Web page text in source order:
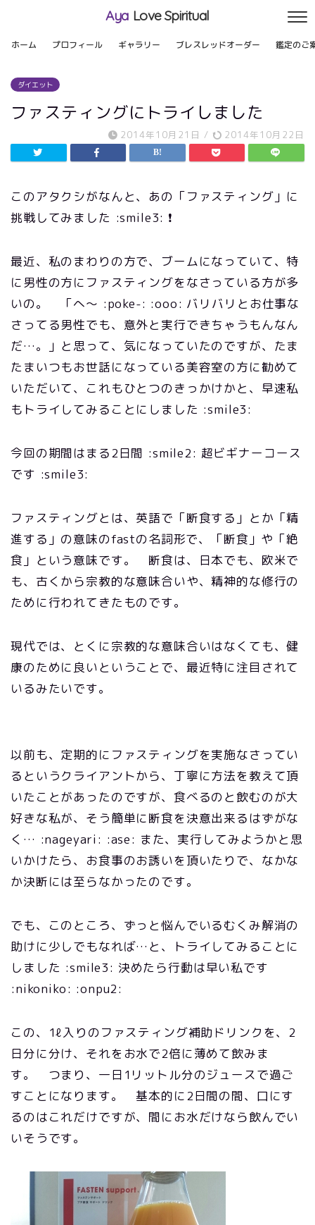
Aya Love Spiritual
ホーム プロフィール ギャラリー ブレスレッドオーダー 鑑定のご
ダイエット
ファスティングにトライしました
2014年10月21日 / 2014年10月22日
このアタクシがなんと、あの「ファスティング」に
挑戦してみました :smile3: ❗
最近、私のまわりの方で、ブームになっていて、特
に男性の方にファスティングをなさっている方が多
いの。 「へ～ :poke-: :ooo: バリバリとお仕事な
さってる男性でも、意外と実行できちゃうもんなん
だ…。」と思って、気になっていたのですが、たま
たまいつもお世話になっている美容室の方に勧めて
いただいて、これもひとつのきっかけかと、早速私
もトライしてみることにしました :smile3:
今回の期間はまる2日間 :smile2: 超ビギナーコース
です :smile3:
ファスティングとは、英語で「断食する」とか「精
進する」の意味のfastの名詞形で、「断食」や「絶
食」という意味です。 断食は、日本でも、欧米で
も、古くから宗教的な意味合いや、精神的な修行の
ために行われてきたものです。
現代では、とくに宗教的な意味合いはなくても、健
康のために良いということで、最近特に注目されて
いるみたいです。
以前も、定期的にファスティングを実施なさってい
るというクライアントから、丁寧に方法を教えて頂
いたことがあったのですが、食べるのと飲むのが大
好きな私が、そう簡単に断食を決意出来るはずがな
く… :nageyari: :ase: また、実行してみようかと思
いかけたら、お食事のお誘いを頂いたりで、なかな
か決断には至らなかったのです。
でも、このところ、ずっと悩んでいるむくみ解消の
助けに少しでもなれば…と、トライしてみることに
しました :smile3: 決めたら行動は早い私です
:nikoniko: :onpu2:
この、1ℓ入りのファスティング補助ドリンクを、2
日分に分け、それをお水で2倍に薄めて飲みま
す。 つまり、一日1リットル分のジュースで過ご
すことになります。 基本的に2日間の間、口にす
るのはこれだけですが、間にお水だけなら飲んでい
いそうです。